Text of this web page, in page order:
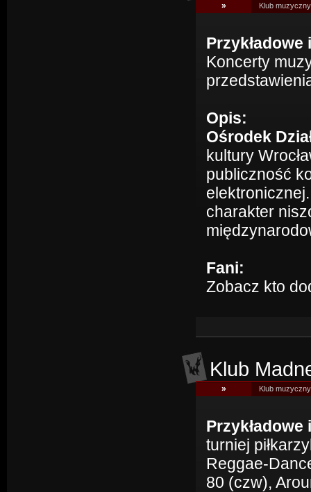
» Klub
Przykładowe
Koncerty
Opis:
Ośrodek
kultury
publiczność
charakter
Fani:
Zobacz kto
Klub
» Klub
Przykładowe
turniej
Reggae-
80 (czw),